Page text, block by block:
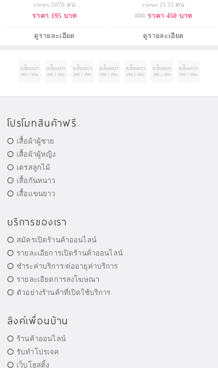
สวยจับใจ สีชมพูเหลือบพีช มาแบบ
สวยครบสูตร แอบมีไฮไลท์บางเบา
ฝีปากเมื่อมีแสงตกกระทบ ทุกสรรพ
สิ่งรวมอยู่ในแพคเกจที่พร้อมพกพา
views 3070 คน
ราคา 195 บาท
ดูรายละเอียด
ขึ้นแท่นเป็นอันดับหนึ่งในใจของ
สาวๆมายาวนาน มาใหม่ในรูปแบบ
ใช้งานได้แบบอเนกประสงค์
สามารถผสมกับมอยส์เจอไรเซอ
views 2135 คน
890 ราคา 450 บาท
ดูรายละเอียด
โปรโมทสินค้าฟรี
เสื้อผ้าผู้ชาย
เสื้อผ้าผู้หญิง
เดรสลูกไม้
เสื้อกันหนาว
เสื้อแขนยาว
บริการของเรา
สมัครเปิดร้านค้าออนไลน์
รายละเอียการเปิดร้านค้าออนไลน์
ชำระค่าบริการ/ต่ออายุค่าบริการ
รายละเอียดการลงโฆษณา
ตัวอย่างร้านค้าที่เปิดใช้บริการ
ลิงค์เพื่อนบ้าน
ร้านค้าออนไลน์
รับทำโปรเจค
เว็บโฮสติ้ง